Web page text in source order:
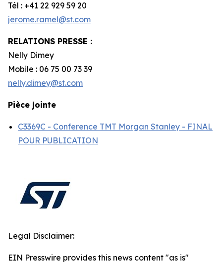
Tél : +41 22 929 59 20
jerome.ramel@st.com
RELATIONS PRESSE :
Nelly Dimey
Mobile : 06 75 00 73 39
nelly.dimey@st.com
Pièce jointe
C3369C - Conference TMT Morgan Stanley - FINAL
POUR PUBLICATION
Legal Disclaimer:
EIN Presswire provides this news content "as is"